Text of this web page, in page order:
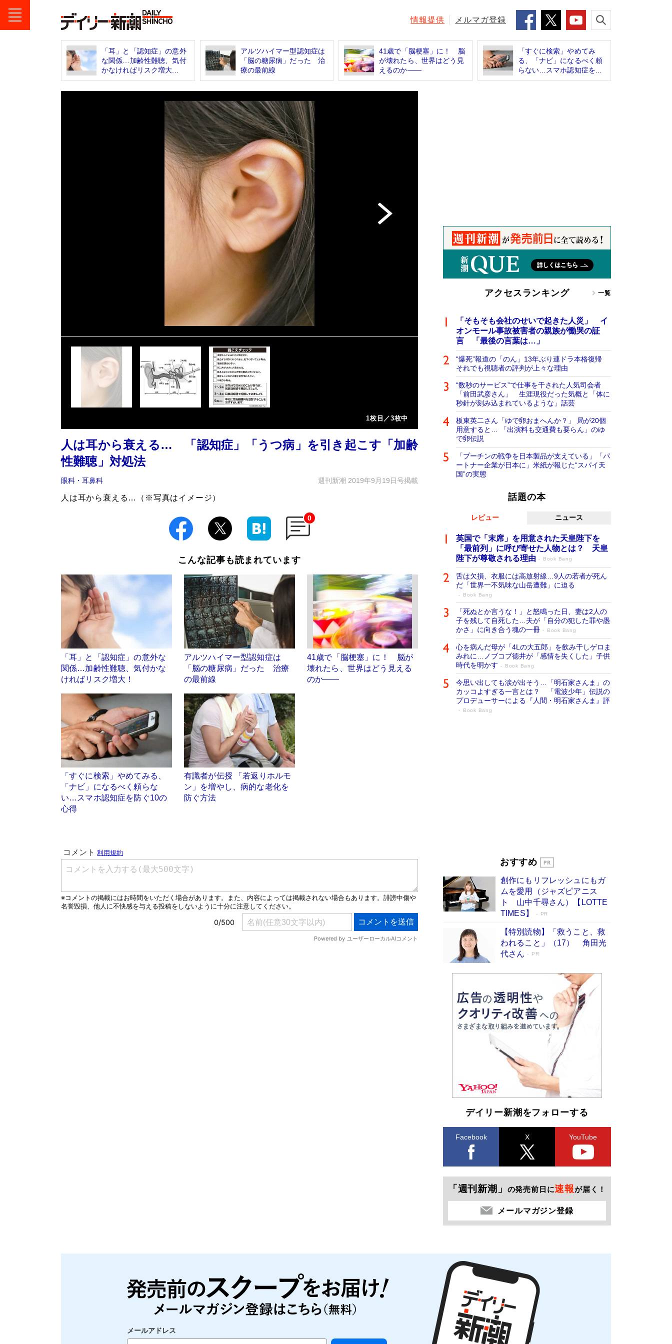
情報提供 メルマガ登録
「耳」と「認知症」の意外
な関係…加齢性難聴、気付
かなければリスク増大...
アルツハイマー型認知症は
「脳の糖尿病」だった 治
療の最前線
41歳で「脳梗塞」に！ 脳
が壊れたら、世界はどう見
えるのか――
「すぐに検索」やめてみ
る、「ナビ」になるべく頼
らない…スマホ認知症を...
1枚目／3枚中
人は耳から衰える… 「認知症」「うつ病」を引き起こす「加齢
性難聴」対処法
眼科・耳鼻科 週刊新潮 2019年9月19日号掲載
人は耳から衰える…（※写真はイメージ）
0
こんな記事も読まれています
「耳」と「認知症」の意外な
関係…加齢性難聴、気付かな
ければリスク増大！
アルツハイマー型認知症は
「脳の糖尿病」だった 治療
の最前線
41歳で「脳梗塞」に！ 脳が
壊れたら、世界はどう見える
のか――
「すぐに検索」やめてみる、
「ナビ」になるべく頼らな
い…スマホ認知症を防ぐ10の
心得
有識者が伝授 「若返りホルモ
ン」を増やし、病的な老化を
防ぐ方法
アクセスランキング 一覧
「そもそも会社のせいで起きた人災」 イ
オンモール事故被害者の親族が慟哭の証
言 「最後の言葉は…」
“爆死”報道の「のん」13年ぶり連ドラ本格復帰
それでも視聴者の評判が上々な理由
“数秒のサービス”で仕事を干された人気司会者
「前田武彦さん」 生涯現役だった気概と「体に
秒針が刻み込まれているような」話芸
板東英二さん「ゆで卵おまへんか？」 局が20個
用意すると… 「出演料も交通費も要らん」のゆ
で卵伝説
「プーチンの戦争を日本製品が支えている」「パ
ートナー企業が日本に」米紙が報じた“スパイ天
国”の実態
話題の本
レビュー ニュース
英国で「末席」を用意された天皇陛下を
「最前列」に呼び寄せた人物とは？ 天皇
陛下が尊敬される理由
Book Bang
舌は欠損、衣服には高放射線…9人の若者が死ん
だ「世界一不気味な山岳遭難」に迫る
Book Bang
「死ぬとか言うな！」と怒鳴った日、妻は2人の
子を残して自死した…夫が「自分の犯した罪や愚
かさ」に向き合う魂の一冊
Book Bang
心を病んだ母が「4Lの大五郎」を飲み干しゲロま
みれに…ノブコブ徳井が「感情を失くした」子供
時代を明かす
Book Bang
今思い出しても涙が出そう…「明石家さんま」の
カッコよすぎる一言とは？ 「電波少年」伝説の
プロデューサーによる『人間・明石家さんま』評
Book Bang
俳優・高嶋政伸が家族に教わった“人を育てるコ
東野圭吾、伊坂幸太郎の人気シリーズ最新作どち
らも文庫化 映画化された直木賞受賞作もランク
イン［文庫ベストセラー］
Book Bang
おすすめ
創作にもリフレッシュにもガ
ムを愛用（ジャズピアニス
ト 山中千尋さん）【LOTTE
TIMES】
PR
【特別読物】「救うこと、救
われること」（17） 角田光
代さん
PR
デイリー新潮をフォローする
Facebook X YouTube
「週刊新潮」 の発売前日に速報が届く！
メールマガジン登録
メールアドレス